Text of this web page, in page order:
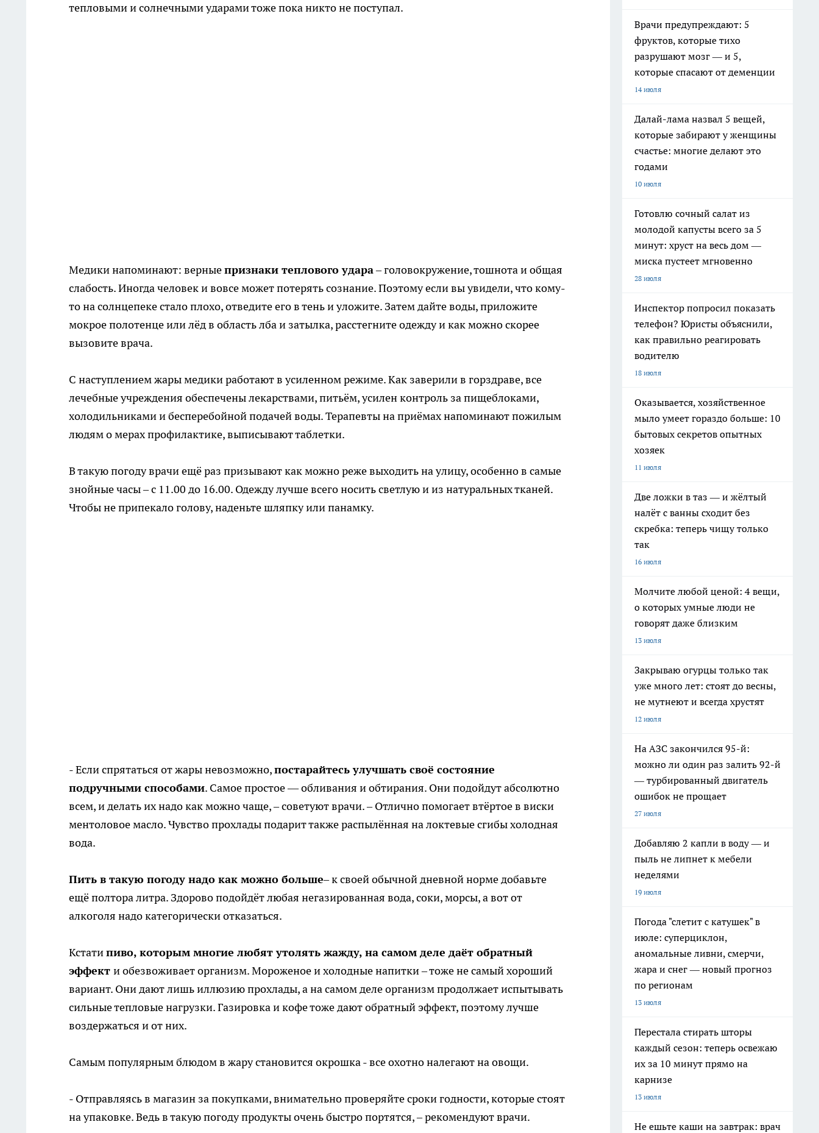
тепловыми и солнечными ударами тоже пока никто не поступал.
Медики напоминают: верныепризнаки теплового удара– головокружение, тошнота и общая
слабость. Иногда человек и вовсе может потерять сознание. Поэтому если вы увидели, что кому-
то на солнцепеке стало плохо, отведите его в тень и уложите. Затем дайте воды, приложите
мокрое полотенце или лёд в область лба и затылка, расстегните одежду и как можно скорее
вызовите врача.
С наступлением жары медики работают в усиленном режиме. Как заверили в горздраве, все
лечебные учреждения обеспечены лекарствами, питьём, усилен контроль за пищеблоками,
холодильниками и бесперебойной подачей воды. Терапевты на приёмах напоминают пожилым
людям о мерах профилактике, выписывают таблетки.
В такую погоду врачи ещё раз призывают как можно реже выходить на улицу, особенно в самые
знойные часы – с 11.00 до 16.00. Одежду лучше всего носить светлую и из натуральных тканей.
Чтобы не припекало голову, наденьте шляпку или панамку.
- Если спрятаться от жары невозможно,постарайтесь улучшать своё состояние
подручными способами. Самое простое — обливания и обтирания. Они подойдут абсолютно
всем, и делать их надо как можно чаще, – советуют врачи. – Отлично помогает втёртое в виски
ментоловое масло. Чувство прохлады подарит также распылённая на локтевые сгибы холодная
вода.
Пить в такую погоду надо как можно больше– к своей обычной дневной норме добавьте
ещё полтора литра. Здорово подойдёт любая негазированная вода, соки, морсы, а вот от
алкоголя надо категорически отказаться.
Кстатипиво, которым многие любят утолять жажду, на самом деле даёт обратный
эффект и обезвоживает организм. Мороженое и холодные напитки – тоже не самый хороший
вариант. Они дают лишь иллюзию прохлады, а на самом деле организм продолжает испытывать
сильные тепловые нагрузки. Газировка и кофе тоже дают обратный эффект, поэтому лучше
воздержаться и от них.
Самым популярным блюдом в жару становится окрошка - все охотно налегают на овощи.
- Отправляясь в магазин за покупками, внимательно проверяйте сроки годности, которые стоят
на упаковке. Ведь в такую погоду продукты очень быстро портятся, – рекомендуют врачи.
Врачи предупреждают: 5
фруктов, которые тихо
разрушают мозг — и 5,
которые спасают от деменции
14 июля
Далай-лама назвал 5 вещей,
которые забирают у женщины
счастье: многие делают это
годами
10 июля
Готовлю сочный салат из
молодой капусты всего за 5
минут: хруст на весь дом —
миска пустеет мгновенно
28 июля
Инспектор попросил показать
телефон? Юристы объяснили,
как правильно реагировать
водителю
18 июля
Оказывается, хозяйственное
мыло умеет гораздо больше: 10
бытовых секретов опытных
хозяек
11 июля
Две ложки в таз — и жёлтый
налёт с ванны сходит без
скребка: теперь чищу только
так
16 июля
Молчите любой ценой: 4 вещи,
о которых умные люди не
говорят даже близким
13 июля
Закрываю огурцы только так
уже много лет: стоят до весны,
не мутнеют и всегда хрустят
12 июля
На АЗС закончился 95-й:
можно ли один раз залить 92-й
— турбированный двигатель
ошибок не прощает
27 июля
Добавляю 2 капли в воду — и
пыль не липнет к мебели
неделями
19 июля
Погода "слетит с катушек" в
июле: суперциклон,
аномальные ливни, смерчи,
жара и снег — новый прогноз
по регионам
13 июля
Перестала стирать шторы
каждый сезон: теперь освежаю
их за 10 минут прямо на
карнизе
13 июля
Не ешьте каши на завтрак: врач